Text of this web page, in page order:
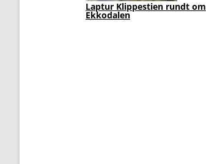
Laptur Klippestien rundt om
Ekkodalen